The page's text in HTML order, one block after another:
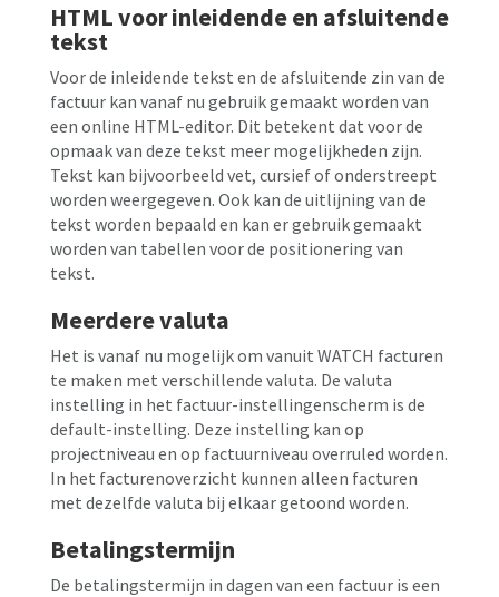
HTML voor inleidende en afsluitende
tekst
Voor de inleidende tekst en de afsluitende zin van de
factuur kan vanaf nu gebruik gemaakt worden van
een online HTML-editor. Dit betekent dat voor de
opmaak van deze tekst meer mogelijkheden zijn.
Tekst kan bijvoorbeeld vet, cursief of onderstreept
worden weergegeven. Ook kan de uitlijning van de
tekst worden bepaald en kan er gebruik gemaakt
worden van tabellen voor de positionering van
tekst.
Meerdere valuta
Het is vanaf nu mogelijk om vanuit WATCH facturen
te maken met verschillende valuta. De valuta
instelling in het factuur-instellingenscherm is de
default-instelling. Deze instelling kan op
projectniveau en op factuurniveau overruled worden.
In het facturenoverzicht kunnen alleen facturen
met dezelfde valuta bij elkaar getoond worden.
Betalingstermijn
De betalingstermijn in dagen van een factuur is een